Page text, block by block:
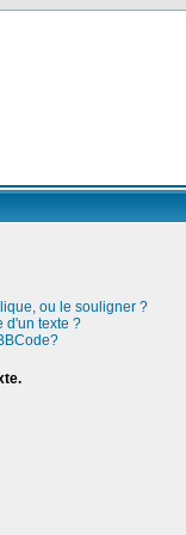
ou le souligner ?
d'un texte ?